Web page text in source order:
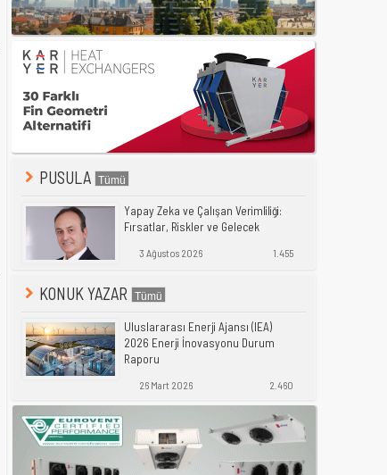
PUSULA
Yapay Zeka ve Çalışan Verimliliği:
Fırsatlar, Riskler ve Gelecek
3 Ağustos 2026 1.455
KONUK YAZAR
Uluslararası Enerji Ajansı (IEA)
2026 Enerji İnovasyonu Durum
Raporu
26 Mart 2026 2.460